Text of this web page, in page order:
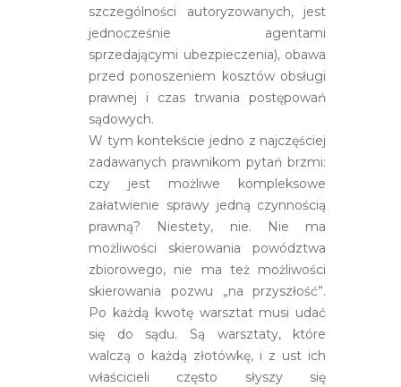
szczególności autoryzowanych, jest
jednocześnie agentami
sprzedającymi ubezpieczenia), obawa
przed ponoszeniem kosztów obsługi
prawnej i czas trwania postępowań
sądowych.
W tym kontekście jedno z najczęściej
zadawanych prawnikom pytań brzmi:
czy jest możliwe kompleksowe
załatwienie sprawy jedną czynnością
prawną? Niestety, nie. Nie ma
możliwości skierowania powództwa
zbiorowego, nie ma też możliwości
skierowania pozwu „na przyszłość”.
Po każdą kwotę warsztat musi udać
się do sądu. Są warsztaty, które
walczą o każdą złotówkę, i z ust ich
właścicieli często słyszy się